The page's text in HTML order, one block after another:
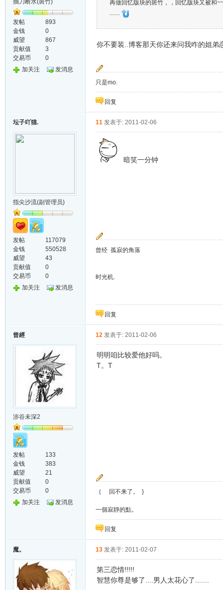
抽刀断水(斑竹)
发帖
893
金钱
0
威望
867
贡献值
3
交易币
0
加关注
发消息
再做回忆版块的斑竹，，回忆版块又被和
.......
你不要装..博客那天你还来问我咋的姐弟
只是mo.
回复
坛子吖猫.
指尖沙流(副管理员)
发帖
117079
金钱
550528
威望
43
贡献值
0
交易币
0
加关注
发消息
11 发表于: 2011-02-06
暗笑一分钟
曾经 孤寂的角落
时光机.
回复
曾經
涉谷未深2
发帖
133
金钱
383
威望
21
贡献值
0
交易币
0
加关注
发消息
12 发表于: 2011-02-06
明明咱比较爱他好吗。
T。T
｛ 回不来了。 }
一個寂靜的點。
回复
魔。 13 发表于: 2011-02-07
第三恋情!!!!!
智慧你尊是够了....男人太花心了.......